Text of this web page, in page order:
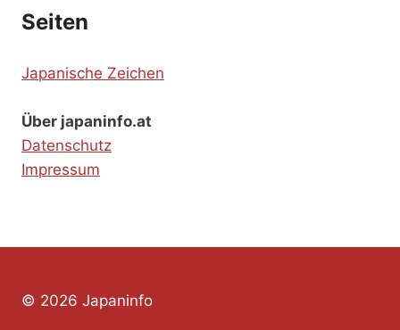
Seiten
Japanische Zeichen
Über japaninfo.at
Datenschutz
Impressum
© 2026 Japaninfo